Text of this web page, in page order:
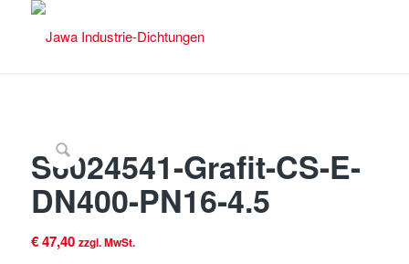
S6024541-Grafit-CS-E-
DN400-PN16-4.5
€47,40 zzgl. MwSt.